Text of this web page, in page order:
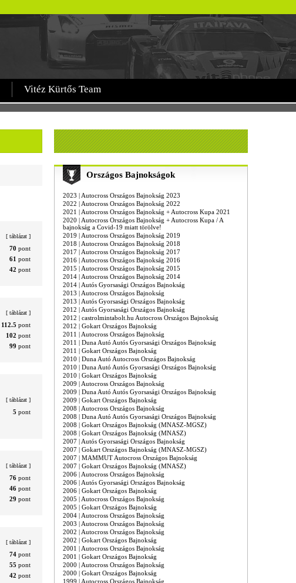
Vitéz Kürtős Team
[ táblázat ]
70 pont
61 pont
42 pont
[ táblázat ]
112.5 pont
102 pont
99 pont
[ táblázat ]
5 pont
[ táblázat ]
76 pont
46 pont
29 pont
[ táblázat ]
74 pont
55 pont
42 pont
Országos Bajnokságok
2023 | Autocross Országos Bajnokság 2023
2022 | Autocross Országos Bajnokság 2022
2021 | Autocross Országos Bajnokság + Autocross Kupa 2021
2020 | Autocross Országos Bajnokság + Autocross Kupa / A
bajnokság a Covid-19 miatt törölve!
2019 | Autocross Országos Bajnokság 2019
2018 | Autocross Országos Bajnokság 2018
2017 | Autocross Országos Bajnokság 2017
2016 | Autocross Országos Bajnokság 2016
2015 | Autocross Országos Bajnokság 2015
2014 | Autocross Országos Bajnokság 2014
2014 | Autós Gyorsasági Országos Bajnokság
2013 | Autocross Országos Bajnokság
2013 | Autós Gyorsasági Országos Bajnokság
2012 | Autós Gyorsasági Országos Bajnokság
2012 | castrolmintabolt.hu Autocross Országos Bajnokság
2012 | Gokart Országos Bajnokság
2011 | Autocross Országos Bajnokság
2011 | Duna Autó Autós Gyorsasági Országos Bajnokság
2011 | Gokart Országos Bajnokság
2010 | Duna Autó Autocross Országos Bajnokság
2010 | Duna Autó Autós Gyorsasági Országos Bajnokság
2010 | Gokart Országos Bajnokság
2009 | Autocross Országos Bajnokság
2009 | Duna Autó Autós Gyorsasági Országos Bajnokság
2009 | Gokart Országos Bajnokság
2008 | Autocross Országos Bajnokság
2008 | Duna Autó Autós Gyorsasági Országos Bajnokság
2008 | Gokart Országos Bajnokság (MNASZ-MGSZ)
2008 | Gokart Országos Bajnokság (MNASZ)
2007 | Autós Gyorsasági Országos Bajnokság
2007 | Gokart Országos Bajnokság (MNASZ-MGSZ)
2007 | MAMMUT Autocross Országos Bajnokság
2007 | Gokart Országos Bajnokság (MNASZ)
2006 | Autocross Országos Bajnokság
2006 | Autós Gyorsasági Országos Bajnokság
2006 | Gokart Országos Bajnokság
2005 | Autocross Országos Bajnokság
2005 | Gokart Országos Bajnokság
2004 | Autocross Országos Bajnokság
2003 | Autocross Országos Bajnokság
2002 | Autocross Országos Bajnokság
2002 | Gokart Országos Bajnokság
2001 | Autocross Országos Bajnokság
2001 | Gokart Országos Bajnokság
2000 | Autocross Országos Bajnokság
2000 | Gokart Országos Bajnokság
1999 | Autocross Országos Bajnokság